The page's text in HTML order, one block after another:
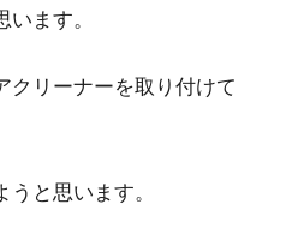
ます。
クリーナーを取り付けて
と思います。